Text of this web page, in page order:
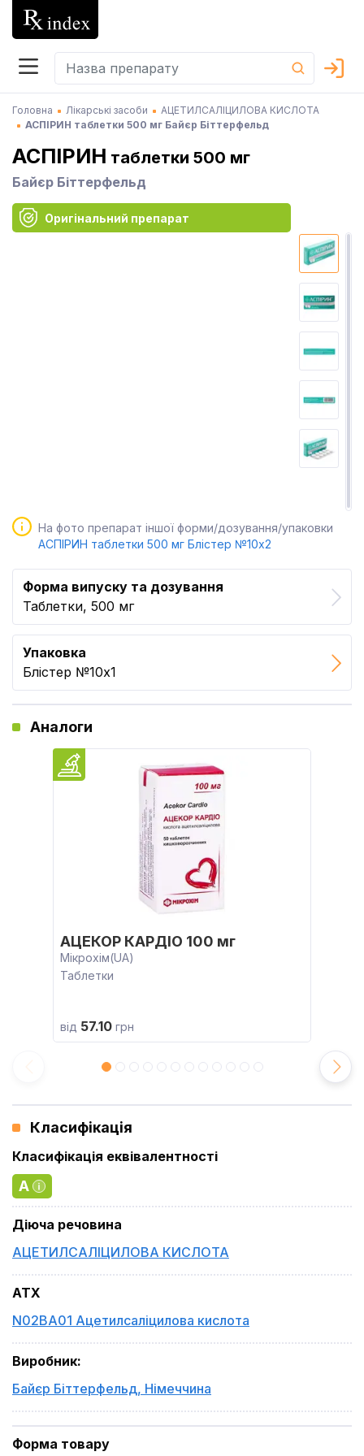
Головна Лікарські засоби
АЦЕТИЛСАЛІЦИЛОВА КИСЛОТА
АСПІРИН таблетки 500 мг Байєр Біттерфельд
АСПІРИН таблетки 500 мг
Байєр Біттерфельд
Оригінальний препарат
На фото препарат іншої форми/дозування/упаковки
АСПІРИН таблетки 500 мг Блістер №10x2
Форма випуску та дозування
Таблетки, 500 мг
Упаковка
Блістер №10x1
Аналоги
АЦЕКОР КАРДІО 100 мг
Мікрохім(UA)
Таблетки
від 57.10 грн
Класифікація
Класифікація еквівалентності
A
Діюча речовина
АЦЕТИЛСАЛІЦИЛОВА КИСЛОТА
ATX
N02BA01 Ацетилсаліцилова кислота
Виробник:
Байєр Біттерфельд, Німеччина
Форма товару